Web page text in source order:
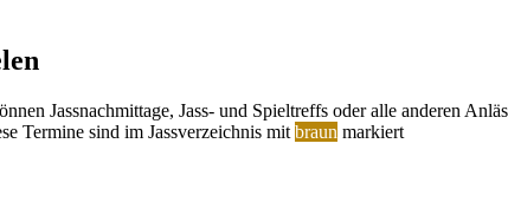
Jassnachmittage, Jass- und Spieltreffs oder alle anderen
Termine sind im Jassverzeichnis mit braun markiert